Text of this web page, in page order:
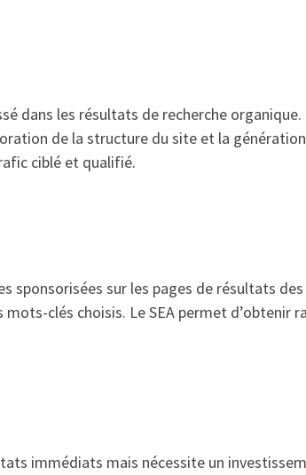
dans les résultats de recherche organique.
de la structure du site et la
ciblé et qualifié.
sponsorisées sur les pages de résultats
clés choisis. Le SEA permet d’obtenir
immédiats mais nécessite un